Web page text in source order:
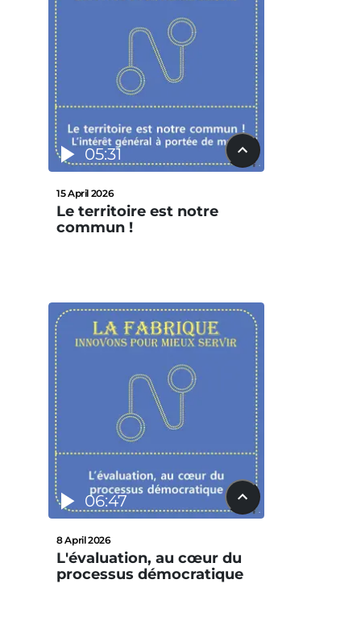
05:31
15 April 2026
Le territoire est notre
commun !
06:47
8 April 2026
L'évaluation, au cœur du
processus démocratique